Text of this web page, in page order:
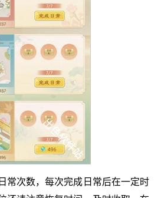
常次数，每次完成日常后在一定时